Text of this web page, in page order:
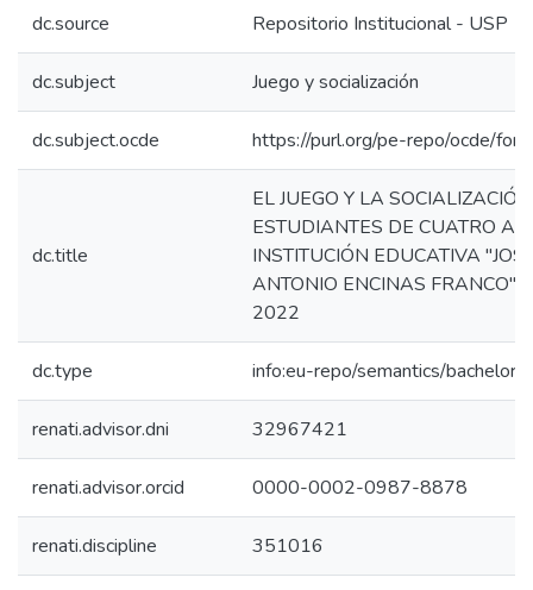
dc.source Repositorio Institucional - USP
dc.subject Juego y socialización
dc.subject.ocde https://purl.org/pe-repo/ocde/
dc.title
EL JUEGO Y LA
ESTUDIANTES DE CUATRO
INSTITUCIÓN EDUCATIVA
ANTONIO ENCINAS FRANCO",
2022
dc.type info:eu-repo/semantics/
renati.advisor.dni 32967421
renati.advisor.orcid 0000-0002-0987-8878
renati.discipline 351016